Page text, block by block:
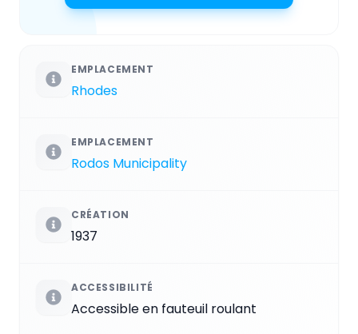
EMPLACEMENT
Rhodes
EMPLACEMENT
Rodos Municipality
CRÉATION
1937
ACCESSIBILITÉ
Accessible en fauteuil roulant